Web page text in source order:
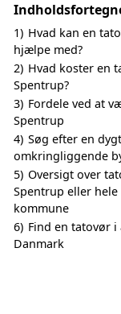
1) Hvad kan en
hjælpe med?
2) Hvad koster en
Spentrup?
3) Fordele ved at
Spentrup
4) Søg efter en
omkringliggende
5) Oversigt over
Spentrup eller hele
kommune
6) Find en tatovør
Danmark